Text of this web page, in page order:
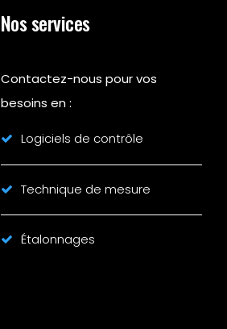
Nos services
Contactez-nous pour vos
besoins en :
Logiciels de contrôle
Technique de mesure
Étalonnages